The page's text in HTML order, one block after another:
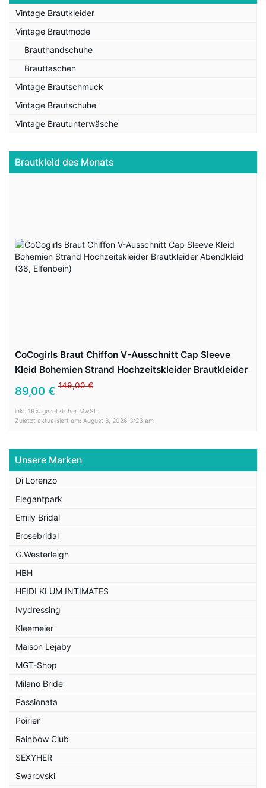
Vintage Brautkleider
Vintage Brautmode
Brauthandschuhe
Brauttaschen
Vintage Brautschmuck
Vintage Brautschuhe
Vintage Brautunterwäsche
Brautkleid des Monats
CoCogirls Braut Chiffon V-Ausschnitt Cap Sleeve
Kleid Bohemien Strand Hochzeitskleider Brautkleider
Abendkleid (36, Elfenbein)
89,00 € 149,00 €
inkl. 19% gesetzlicher MwSt.
Zuletzt aktualisiert am: August 8, 2026 3:23 am
Unsere Marken
Di Lorenzo
Elegantpark
Emily Bridal
Erosebridal
G.Westerleigh
HBH
HEIDI KLUM INTIMATES
Ivydressing
Kleemeier
Maison Lejaby
MGT-Shop
Milano Bride
Passionata
Poirier
Rainbow Club
SEXYHER
Swarovski